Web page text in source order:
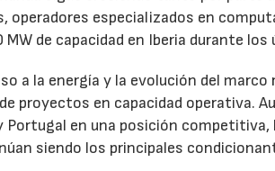
operadores especializados en
de capacidad en Iberia durante
a la energía y la evolución del
proyectos en capacidad operativa.
Portugal en una posición competitiva,
siendo los principales